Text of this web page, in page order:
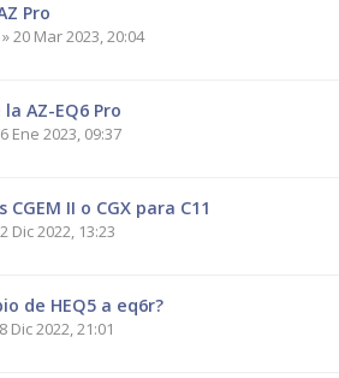
Pro
» 20 Mar 2023, 20:04
AZ-EQ6 Pro
Ene 2023, 09:37
II o CGX para C11
Dic 2022, 13:23
de HEQ5 a eq6r?
Dic 2022, 21:01